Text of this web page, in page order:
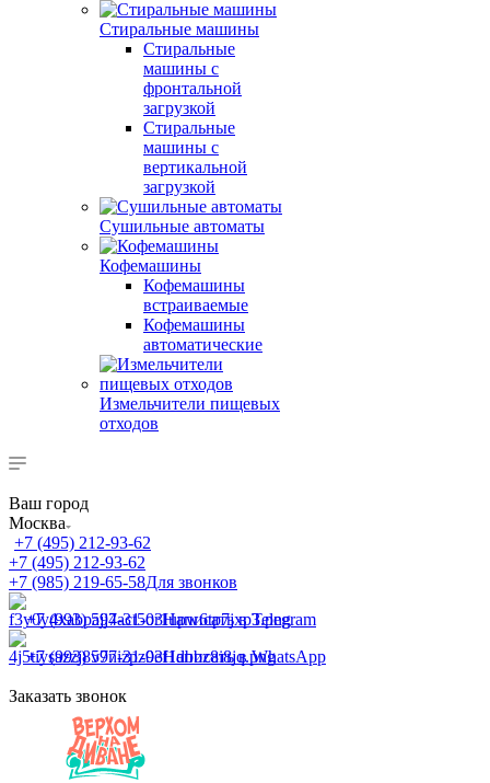
Стиральные машины
Стиральные
машины с
фронтальной
загрузкой
Стиральные
машины с
вертикальной
загрузкой
Сушильные автоматы
Кофемашины
Кофемашины
встраиваемые
Кофемашины
автоматические
Измельчители пищевых
отходов
Ваш город
Москва
+7 (495) 212-93-62
+7 (495) 212-93-62
+7 (985) 219-65-58Для звонков
+7 (993) 597-31-03Написать в Telegram
+7 (993) 597-31-03Написать в WhatsApp
Заказать звонок